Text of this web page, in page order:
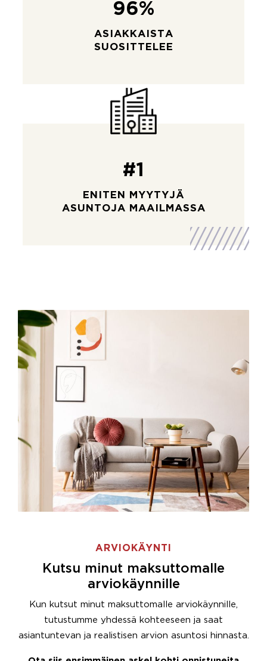
96%
ASIAKKAISTA
SUOSITTELEE
#1
ENITEN MYYTYJÄ
ASUNTOJA MAAILMASSA
ARVIOKÄYNTI
Kutsu minut maksuttomalle
arviokäynnille
Kun kutsut minut maksuttomalle arviokäynnille,
tutustumme yhdessä kohteeseen ja saat
asiantuntevan ja realistisen arvion asuntosi hinnasta.